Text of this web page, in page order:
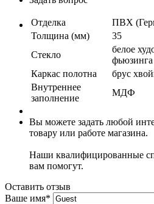
Отделка
ПВХ
Толщина (мм)
35
Стекло
белое
фьюзинга
Каркас полотна
брус
Внутреннее
заполнение
МДФ
Вы можете задать любой
товару или работе магазина.
Наши квалифицированные
вам помогут.
Оставить отзыв
Ваше имя*